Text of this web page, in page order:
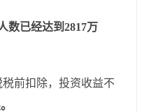
数已经达到2817万
前扣除，投资收益不